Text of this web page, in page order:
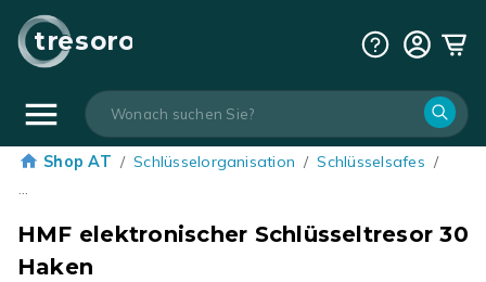
tresoro
Shop AT / Schlüsselorganisation / Schlüsselsafes /
…
HMF elektronischer Schlüsseltresor 30
Haken